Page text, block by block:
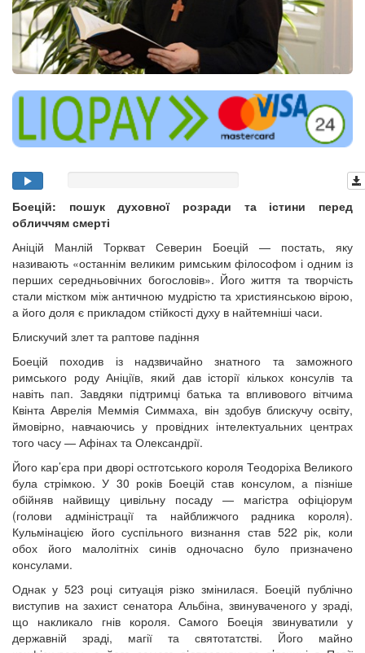
Боецій: пошук духовної розради та істини перед
обличчям смерті
Аніцій Манлій Торкват Северин Боецій — постать, яку
називають «останнім великим римським філософом і одним із
перших середньовічних богословів». Його життя та творчість
стали містком між античною мудрістю та християнською вірою,
а його доля є прикладом стійкості духу в найтемніші часи.
Блискучий злет та раптове падіння
Боецій походив із надзвичайно знатного та заможного
римського роду Аніціїв, який дав історії кількох консулів та
навіть пап. Завдяки підтримці батька та впливового вітчима
Квінта Аврелія Меммія Симмаха, він здобув блискучу освіту,
ймовірно, навчаючись у провідних інтелектуальних центрах
того часу — Афінах та Олександрії.
Його кар’єра при дворі остготського короля Теодоріха Великого
була стрімкою. У 30 років Боецій став консулом, а пізніше
обійняв найвищу цивільну посаду — магістра офіціорум
(голови адміністрації та найближчого радника короля).
Кульмінацією його суспільного визнання став 522 рік, коли
обох його малолітніх синів одночасно було призначено
консулами.
Однак у 523 році ситуація різко змінилася. Боецій публічно
виступив на захист сенатора Альбіна, звинуваченого у зраді,
що накликало гнів короля. Самого Боеція звинуватили у
державній зраді, магії та святотатстві. Його майно